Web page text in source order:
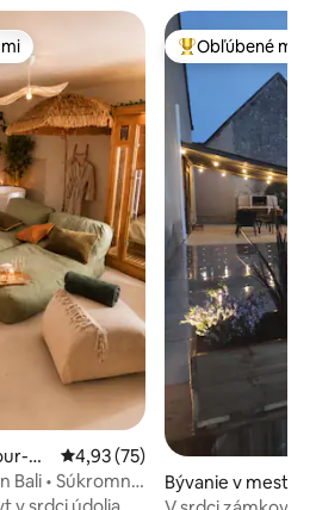
C
Priemerné ohodnotenie 4,93
4,93 (75)
Bali • Súkromná
v srdci údolia
Najobľúbenejšie
Obľúbené
Bývanie v meste
ologne